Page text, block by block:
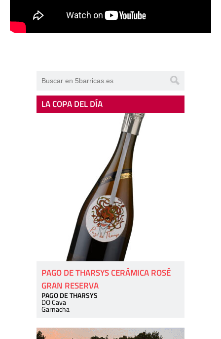
LA COPA DEL DÍA
PAGO DE THARSYS CERÁMICA ROSÉ
GRAN RESERVA
PAGO DE THARSYS
DO Cava
Garnacha